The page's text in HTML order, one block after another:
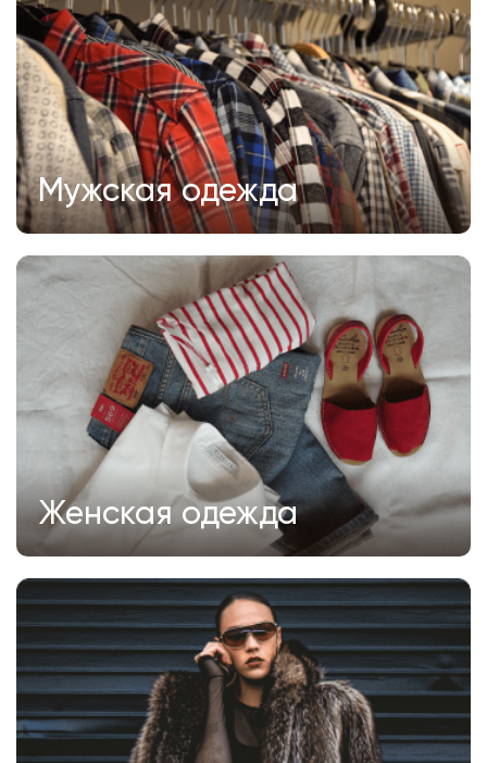
Мужская одежда
Женская одежда